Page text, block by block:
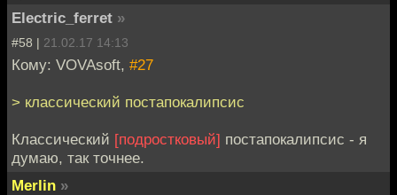
Electric_ferret »
#58 | 21.02.17 14:13
Кому: VOVAsoft, #27
> классический постапокалипсис
Классический [подростковый] постапокалипсис - я
думаю, так точнее.
Merlin »